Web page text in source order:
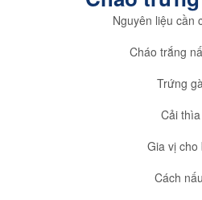
Nguyên liệu cần
Cháo trắng
Trứng
Cải thìa
Gia vị cho
Cách